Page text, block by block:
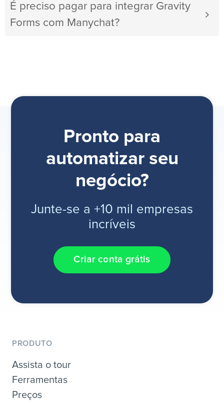
É preciso pagar para integrar Gravity
Forms com Manychat?
Pronto para
automatizar seu
negócio?
Junte-se a +10 mil empresas
incríveis
Criar conta grátis
PRODUTO
Assista o tour
Ferramentas
Preços